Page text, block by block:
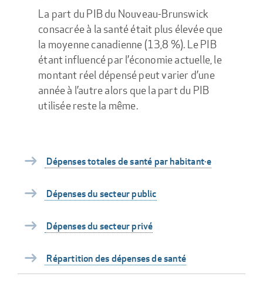
La part du PIB du Nouveau-Brunswick
consacrée à la santé était plus élevée que
la moyenne canadienne (13,8 %). Le PIB
étant influencé par l’économie actuelle, le
montant réel dépensé peut varier d’une
année à l’autre alors que la part du PIB
utilisée reste la même.
Dépenses totales de santé par habitant·e
Dépenses du secteur public
Dépenses du secteur privé
Répartition des dépenses de santé